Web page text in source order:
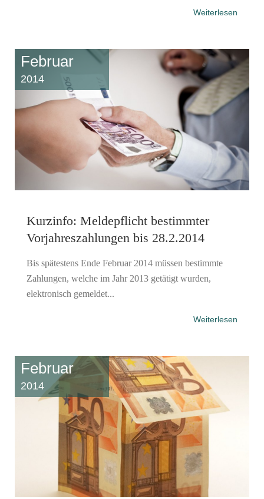
Weiterlesen
Februar
2014
Kurzinfo: Meldepflicht bestimmter
Vorjahreszahlungen bis 28.2.2014
Bis spätestens Ende Februar 2014 müssen bestimmte
Zahlungen, welche im Jahr 2013 getätigt wurden,
elektronisch gemeldet...
Weiterlesen
Februar
2014